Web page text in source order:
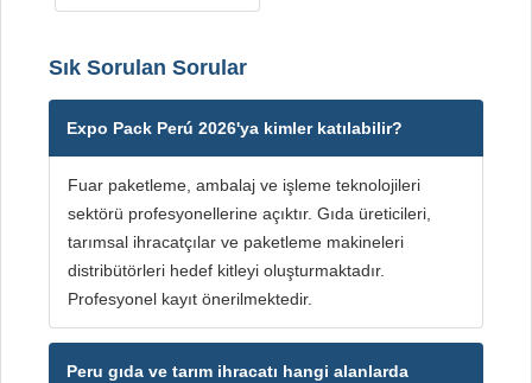
Sık Sorulan Sorular
Expo Pack Perú 2026'ya kimler katılabilir?
Fuar paketleme, ambalaj ve işleme teknolojileri
sektörü profesyonellerine açıktır. Gıda üreticileri,
tarımsal ihracatçılar ve paketleme makineleri
distribütörleri hedef kitleyi oluşturmaktadır.
Profesyonel kayıt önerilmektedir.
Peru gıda ve tarım ihracatı hangi alanlarda